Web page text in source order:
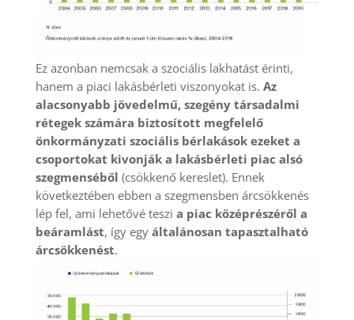
Ez azonban nemcsak a szociális lakhatást érinti,
hanem a piaci lakásbérleti viszonyokat is. Az
alacsonyabb jövedelmű, szegény társadalmi
rétegek számára biztosított megfelelő
önkormányzati szociális bérlakások ezeket a
csoportokat kivonják a lakásbérleti piac alsó
szegmenséből (csökkenő kereslet). Ennek
következtében ebben a szegmensben árcsökkenés
lép fel, ami lehetővé teszi a piac középrészéről a
beáramlást, így egy általánosan tapasztalható
árcsökkenést.